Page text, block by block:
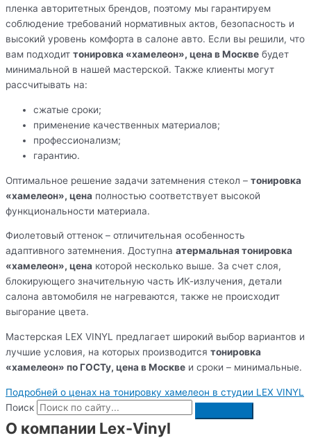
пленка авторитетных брендов, поэтому мы гарантируем
соблюдение требований нормативных актов, безопасность и
высокий уровень комфорта в салоне авто. Если вы решили, что
вам подходит тонировка «хамелеон», цена в Москве будет
минимальной в нашей мастерской. Также клиенты могут
рассчитывать на:
сжатые сроки;
применение качественных материалов;
профессионализм;
гарантию.
Оптимальное решение задачи затемнения стекол – тонировка
«хамелеон», цена полностью соответствует высокой
функциональности материала.
Фиолетовый оттенок – отличительная особенность
адаптивного затемнения. Доступна атермальная тонировка
«хамелеон», цена которой несколько выше. За счет слоя,
блокирующего значительную часть ИК-излучения, детали
салона автомобиля не нагреваются, также не происходит
выгорание цвета.
Мастерская LEX VINYL предлагает широкий выбор вариантов и
лучшие условия, на которых производится тонировка
«хамелеон» по ГОСТу, цена в Москве и сроки – минимальные.
Подробней о ценах на тонировку хамелеон в студии LEX VINYL
Поиск
О компании Lex-Vinyl